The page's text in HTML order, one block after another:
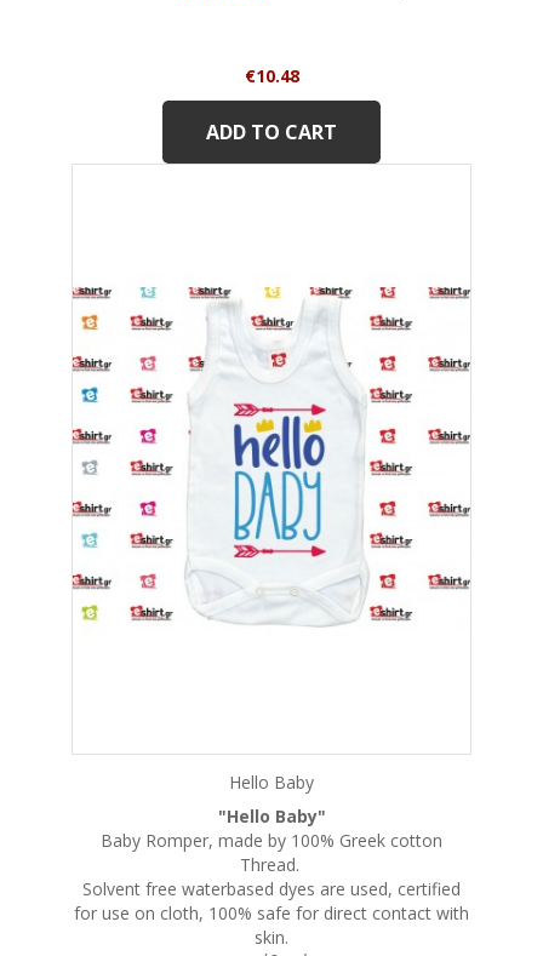
Price
€10.48
ADD TO CART
Hello Baby
"Hello Baby"
Baby Romper, made by 100% Greek cotton
Thread.
Solvent free waterbased dyes are used, certified
for use on cloth, 100% safe for direct contact with
skin.